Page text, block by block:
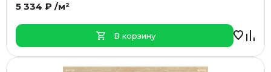
5 334 ₽ /м²
В корзину